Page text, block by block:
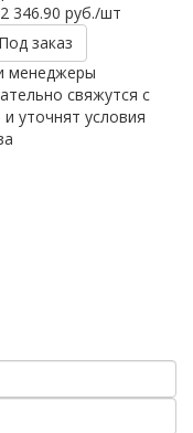
346.90 руб./шт
заказ
менеджеры
свяжутся с
уточнят условия